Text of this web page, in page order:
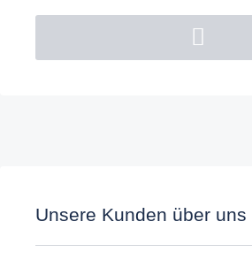
Unsere Kunden über uns